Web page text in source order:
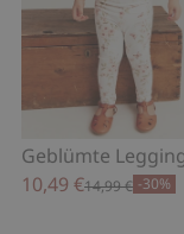
10,49 €14,99 € -30%